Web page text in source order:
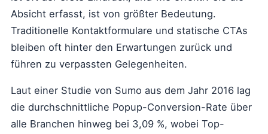
Absicht erfasst, ist von größter Bedeutung.
Traditionelle Kontaktformulare und statische CTAs
bleiben oft hinter den Erwartungen zurück und
führen zu verpassten Gelegenheiten.
Laut einer Studie von Sumo aus dem Jahr 2016 lag
die durchschnittliche Popup-Conversion-Rate über
alle Branchen hinweg bei 3,09 %, wobei Top-